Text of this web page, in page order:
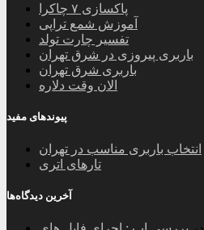
پاکسازی ۷ چاکرا
آموزش شمع تراپی
تفسیر چارت تولد
باربری پیروزی در شرق تهران
باربری شرق تهران
الان وقت دلاره
پیوندهای مفید
انتخاب باربری مناسب در تهران
تارهای اتری
آخرین دیدگاه‌ها